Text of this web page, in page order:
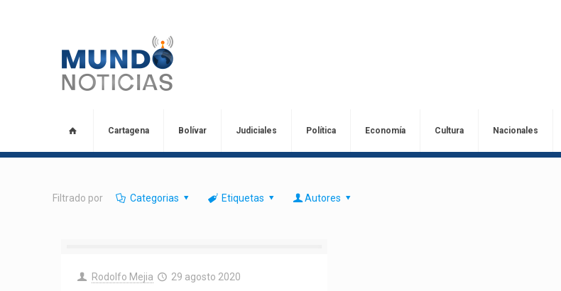
Cartagena Bolívar Judiciales Política Economía Cultura Nacionales
Filtrado por Categorias Etiquetas Autores
Rodolfo Mejia 29 agosto 2020